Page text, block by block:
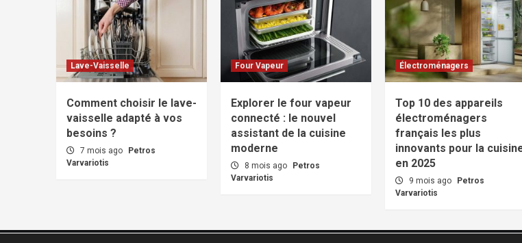
Lave-Vaisselle
Comment choisir le lave-
vaisselle adapté à vos
besoins ?
7 mois ago
Petros
Varvariotis
Four Vapeur
Explorer le four vapeur
connecté : le nouvel
assistant de la cuisine
moderne
8 mois ago
Petros
Varvariotis
Électroménagers
Top 10 des appareils
électroménagers
français les plus
innovants pour la
en 2025
9 mois ago
Petros
Varvariotis